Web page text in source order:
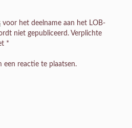
voor het deelname aan het LOB-
niet gepubliceerd. Verplichte
*
een reactie te plaatsen.